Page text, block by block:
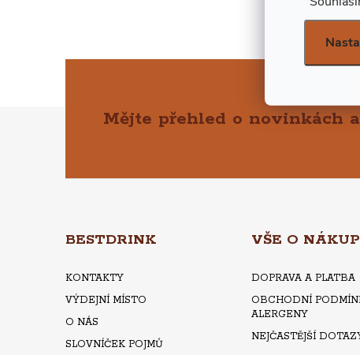
Mějte přehled o novinkách
BESTDRINK
KONTAKTY
VÝDEJNÍ MÍSTO
O NÁS
SLOVNÍČEK POJMŮ
VŠE O
DOPRAVA A PLATBA
OBCHODNÍ
ALERGENY
NEJČASTĚJŠÍ